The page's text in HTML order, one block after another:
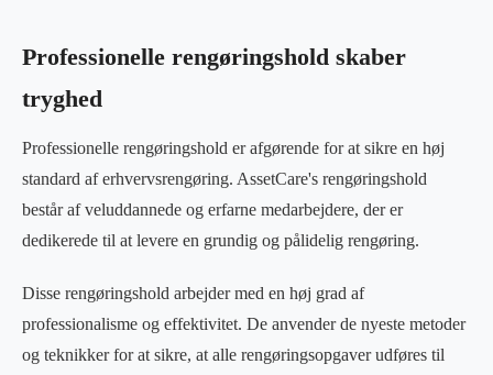
Professionelle rengøringshold skaber
tryghed
Professionelle rengøringshold er afgørende for at sikre en høj
standard af erhvervsrengøring. AssetCare's rengøringshold
består af veluddannede og erfarne medarbejdere, der er
dedikerede til at levere en grundig og pålidelig rengøring.
Disse rengøringshold arbejder med en høj grad af
professionalisme og effektivitet. De anvender de nyeste metoder
og teknikker for at sikre, at alle rengøringsopgaver udføres til